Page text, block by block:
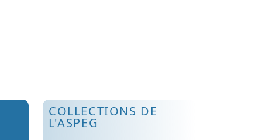
COLLECTIONS DE
L'ASPEG